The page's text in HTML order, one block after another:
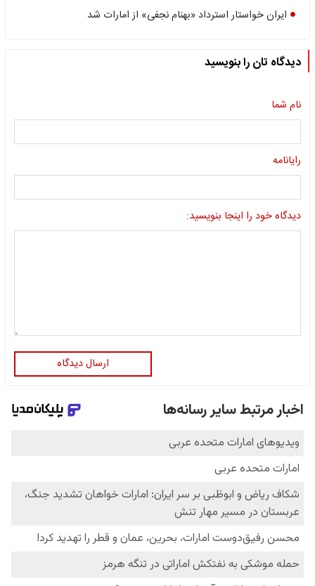
ایران خواستار استرداد «بهنام نجفی» از امارات شد
دیدگاه تان را بنویسید
نام شما
رایانامه
دیدگاه خود را اینجا بنویسید:
ارسال دیدگاه